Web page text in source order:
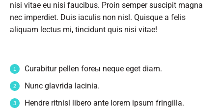
nisi vitae eu nisi faucibus. Proin semper suscipit magna
nec imperdiet. Duis iaculis non nisl. Quisque a felis
aliquam lectus mi, tincidunt quis nisi vitae!
Curabitur pellen foreы neque eget diam.
Nunc glavrida lacinia.
Hendre ritnisl libero ante lorem ipsum fringilla.